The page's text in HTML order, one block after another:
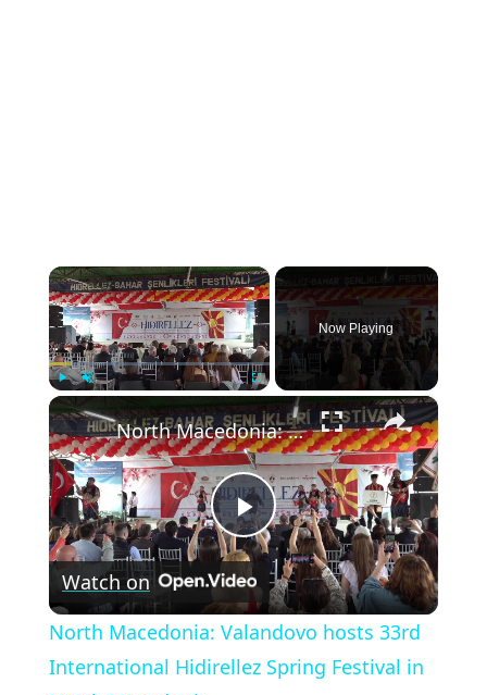
×
Play Fullscreen
Now Playing
×
Play
Video
North Macedonia: Valandovo hosts 33rd International Hidirellez Spring Festival in North Macedonia.
Watch on
North Macedonia: Valandovo hosts 33rd
International Hidirellez Spring Festival in